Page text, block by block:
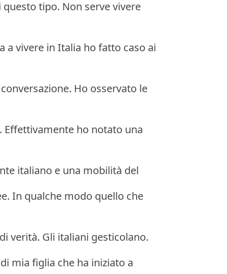
tipo. Non serve vivere
a vivere in Italia ho fatto caso ai
Ho osservato le
Effettivamente ho notato una
italiano e una mobilità del
In qualche modo quello che
verità. Gli italiani gesticolano.
mia figlia che ha iniziato a